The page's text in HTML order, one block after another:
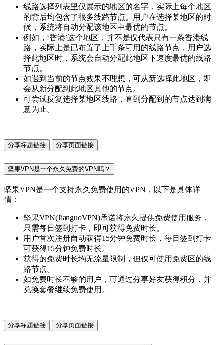
线路选择列表里仅展示的地区的名字，实际上每个地区
的背后均包含了很多线路节点。用户在选择某地区的时
候，系统将自动分配该地区中最优的节点。
例如，‘香港’这个地区，并不是仅代表只有一条香港线
路，实际上是已布置了上千条可用的线路节点，用户选
择此地区时，系统会自动分配此地区下速度最优的线路
节点。
如遇到当前的节点效果不理想，可从新选择此地区，即
会从新分配到此地区其他的节点。
可尝试反复选择某地区线路，直到分配到的节点达到满
意为止。
分享标题链接 分享页面链接
坚果VPN是一个永久免费的VPN吗？
坚果VPN是一个支持永久免费使用的VPN，以下是具体详
情：
坚果VPN(JianguoVPN)承诺将永久提供免费使用服务，
只需每日签到打卡，即可获得免费时长。
用户首次注册自动获得15分钟免费时长，每日签到打卡
可获得15分钟免费时长。
获得的免费时长均无流量限制，但仅可使用免费区的线
路节点。
如免费时长不够的用户，可通过分享好友获得积分，并
兑换套餐继续免费使用。
分享标题链接 分享页面链接